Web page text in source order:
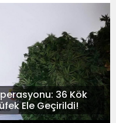
36 Kök
Ele Geçirildi!